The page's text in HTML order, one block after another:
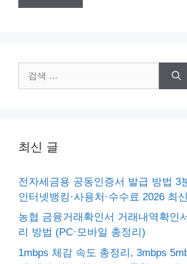
색:
최신 글
전자세금용 공동인증서 발급 방법 3
인터넷뱅킹·사용처·수수료 2026 최
농협 금융거래확인서 거래내역확인
리 방법 (PC·모바일 총정리)
1mbps 체감 속도 총정리, 3mbps